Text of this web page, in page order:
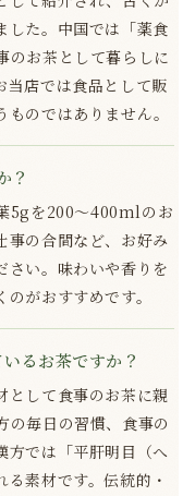
した。中国では「薬食
のお茶として暮らしに
当店では食品として販
のではありません。
？
5gを200〜400mlのお
事の合間など、お好み
さい。味わいや香りを
がおすすめです。
るお茶ですか？
として食事のお茶に親
の毎日の習慣、食事の
方では「平肝明目（へ
素材です。伝統的・